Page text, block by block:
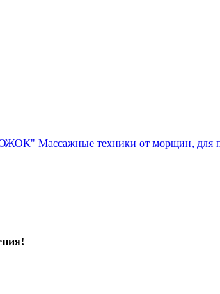
Массажные техники от морщин,